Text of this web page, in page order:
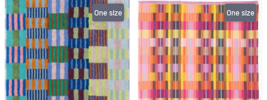
One size One size